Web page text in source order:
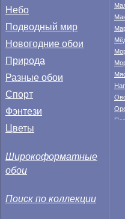
Небо
Подводный мир
Новогодние обои
Природа
Разные обои
Спорт
Фэнтези
Цветы
Широкоформатные
обои
Поиск по коллекции